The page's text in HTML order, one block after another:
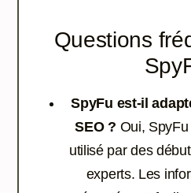
Questions
SpyFu est-il
SEO ? Oui,
utilisé par des
experts. Les